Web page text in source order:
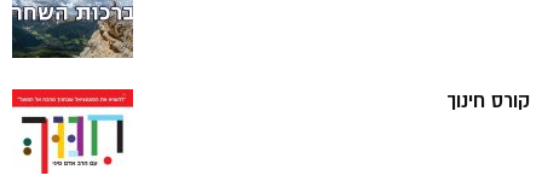
קורס חינוך